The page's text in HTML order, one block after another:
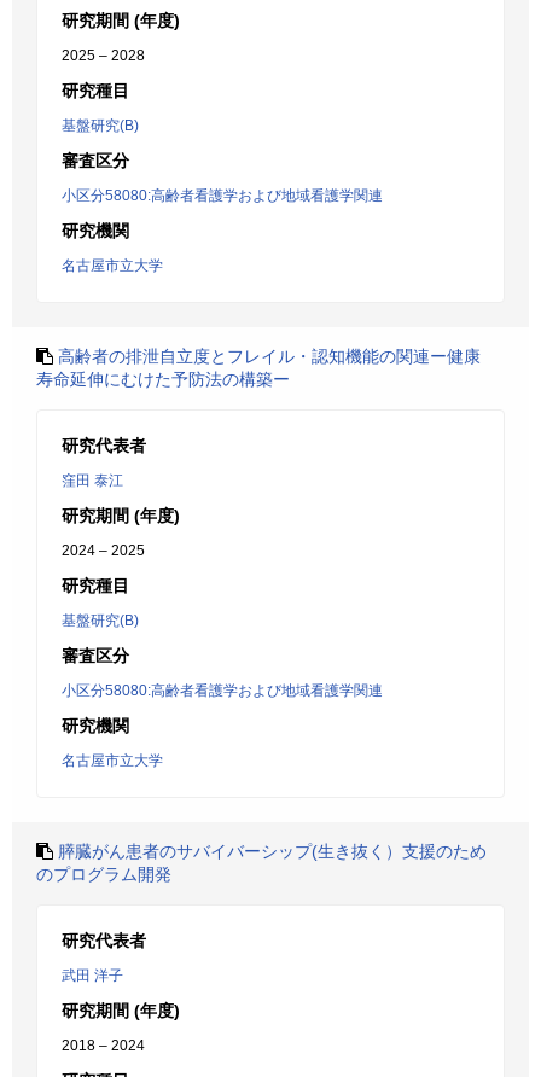
研究期間 (年度)
2025 – 2028
研究種目
基盤研究(B)
審査区分
小区分58080:高齢者看護学および地域看護学関連
研究機関
名古屋市立大学
高齢者の排泄自立度とフレイル・認知機能の関連ー健康
寿命延伸にむけた予防法の構築ー
研究代表者
窪田 泰江
研究期間 (年度)
2024 – 2025
研究種目
基盤研究(B)
審査区分
小区分58080:高齢者看護学および地域看護学関連
研究機関
名古屋市立大学
膵臓がん患者のサバイバーシップ(生き抜く）支援のため
のプログラム開発
研究代表者
武田 洋子
研究期間 (年度)
2018 – 2024